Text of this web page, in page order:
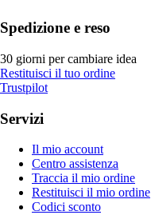
Spedizione e reso
30 giorni per cambiare idea
Restituisci il tuo ordine
Trustpilot
Servizi
Il mio account
Centro assistenza
Traccia il mio ordine
Restituisci il mio ordine
Codici sconto